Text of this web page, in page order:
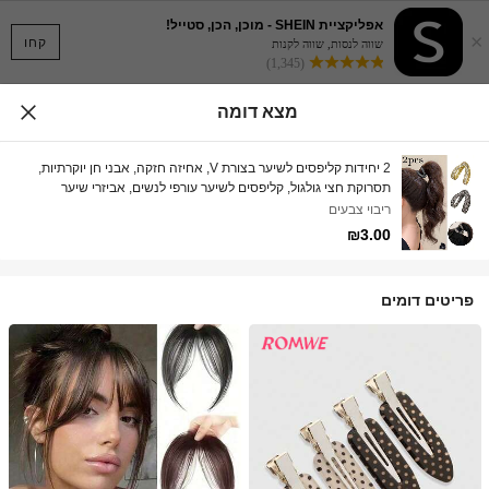
קחו ×
אפליקציית SHEIN - מוכן, הכן, סטייל!
שווה לנסות, שווה לקנות
(1,345)
מצא דומה
2 יחידות קליפסים לשיער בצורת V, אחיזה חזקה, אבני חן יוקרתיות,
תסרוקת חצי גולגול, קליפסים לשיער עורפי לנשים, אביזרי שיער
אופנתיים, כלי קיבוע לקוקו גבוה, קליפסים לשיער נגד השטחה, מתאים
לקוקו עבה ולגולגול גבוה, עיצוב סגסוגת חלול מגדיל את נפח השיער,
ריבוי צבעים
₪3.00
פריטים דומים